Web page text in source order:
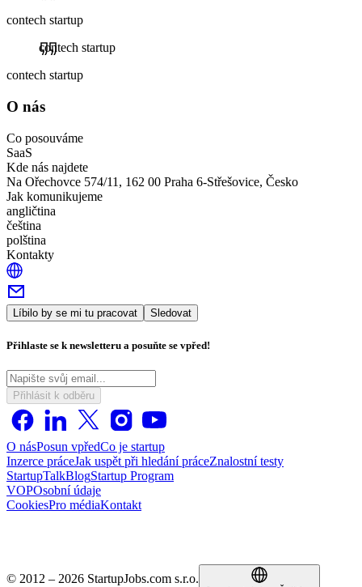
contech startup
contech startup
contech startup
O nás
Co posouváme
SaaS
Kde nás najdete
Na Ořechovce 574/11, 162 00 Praha 6-Střešovice, Česko
Jak komunikujeme
angličtina
čeština
polština
Kontakty
Líbilo by se mi tu pracovat Sledovat
Přihlaste se k newsletteru a posuňte se vpřed!
Přihlásit k odběru
O násPosun vpředCo je startup
Inzerce práceJak uspět při hledání práceZnalostní testy
StartupTalkBlogStartup Program
VOPOsobní údaje
CookiesPro médiaKontakt
© 2012 – 2026 StartupJobs.com s.r.o.